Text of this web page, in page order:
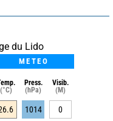
du Lido
METEO
(°C)
Press.
(hPa)
Visib.
(M)
1014 0